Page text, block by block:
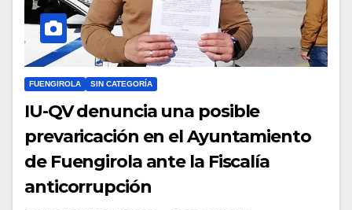
FUENGIROLA SIN CATEGORÍA
IU-QV denuncia una posible
prevaricación en el Ayuntamiento
de Fuengirola ante la Fiscalía
anticorrupción